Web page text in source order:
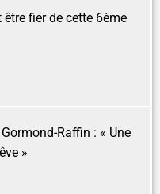
être fier de cette 6ème
Raffin : « Une
»